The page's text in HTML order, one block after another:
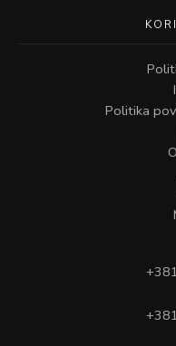
Politika